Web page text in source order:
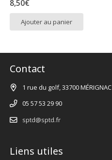
8,50€
Ajouter au panier
Contact
1 rue du golf, 33700 MÉRIGNAC
05 57 53 29 90
sptd@sptd.fr
Liens utiles